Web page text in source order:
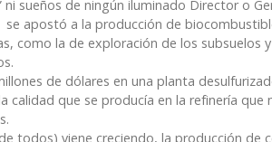
ni sueños de ningún iluminado Director o
apostó a la producción de
como la de exploración de los subsuelos
de dólares en una planta
calidad que se producía en la refinería que
todos) viene creciendo, la producción de